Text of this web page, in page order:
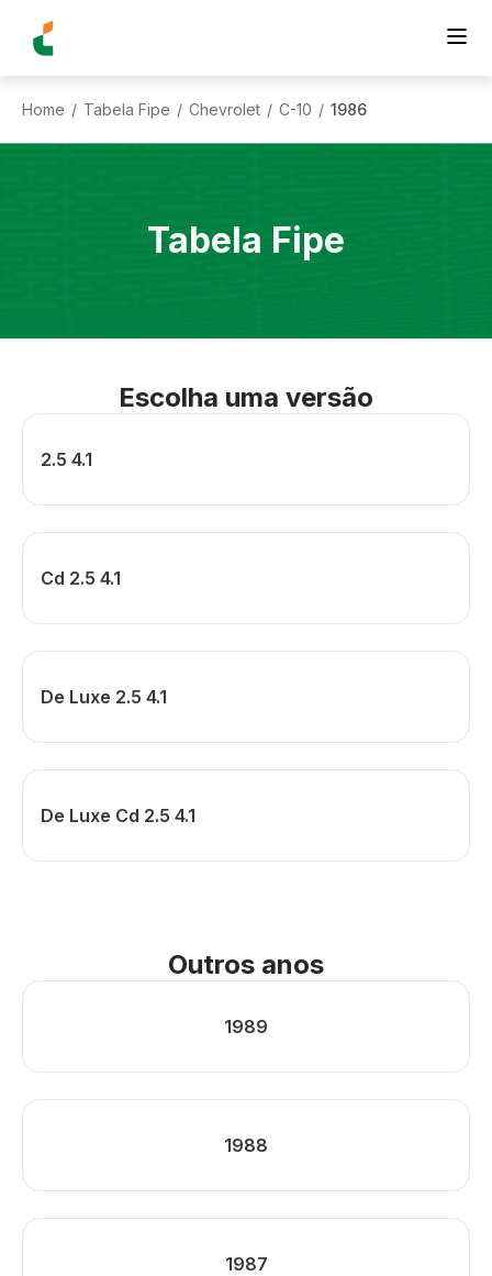
Home / Tabela Fipe / Chevrolet / C-10 / 1986
Tabela Fipe
Escolha uma versão
2.5 4.1
Cd 2.5 4.1
De Luxe 2.5 4.1
De Luxe Cd 2.5 4.1
Outros anos
1989
1988
1987